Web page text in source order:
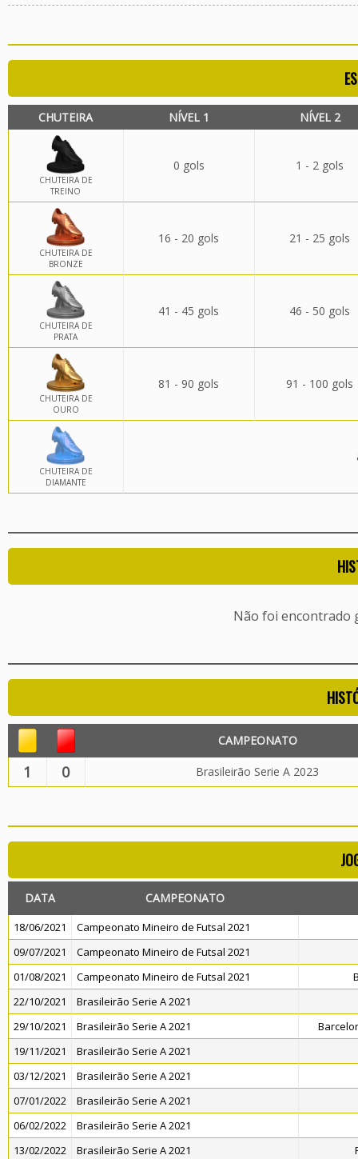
CHUTEIRA NÍVEL 1 NÍVEL 2
CHUTEIRA DE
TREINO
0 gols 1 - 2 gols
CHUTEIRA DE
BRONZE
16 - 20 gols 21 - 25 gols
CHUTEIRA DE
PRATA
41 - 45 gols 46 - 50 gols
CHUTEIRA DE
OURO
81 - 90 gols 91 - 100 gols
CHUTEIRA DE
DIAMANTE
Não foi encontrado
CAMPEONATO
1 0 Brasileirão Serie A 2023
DATA CAMPEONATO
18/06/2021
Campeonato Mineiro de Futsal 2021
09/07/2021
Campeonato Mineiro de Futsal 2021
01/08/2021
Campeonato Mineiro de Futsal 2021
22/10/2021
Brasileirão Serie A 2021
29/10/2021
Brasileirão Serie A 2021
19/11/2021
Brasileirão Serie A 2021
03/12/2021
Brasileirão Serie A 2021
07/01/2022
Brasileirão Serie A 2021
06/02/2022
Brasileirão Serie A 2021
13/02/2022
Brasileirão Serie A 2021